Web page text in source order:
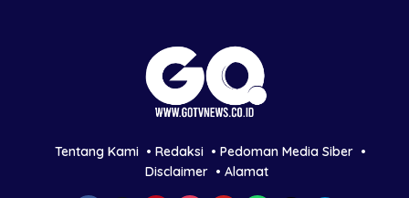
Tentang Kami Redaksi
Pedoman Media Siber
Disclaimer
Alamat